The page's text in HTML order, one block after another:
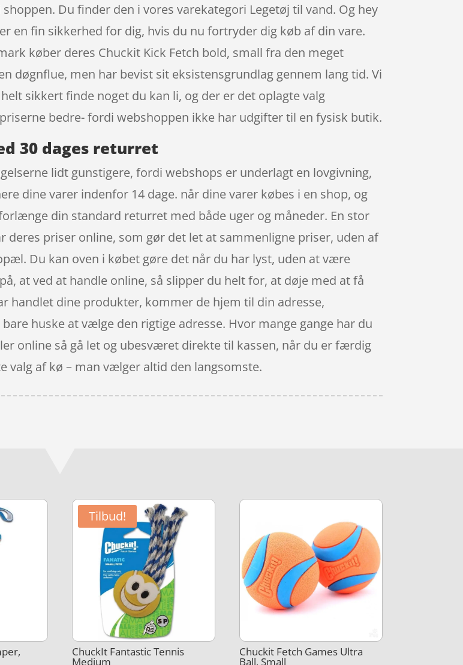
Du finder den i vores varekategori Legetøj til vand. Og hey
en fin sikkerhed for dig, hvis du nu fortryder dig køb af din vare.
køber deres Chuckit Kick Fetch bold, small fra den meget
døgnflue, men har bevist sit eksistensgrundlag gennem lang tid. Vi
sikkert finde noget du kan li, og der er det oplagte valg
bedre- fordi webshoppen ikke har udgifter til en fysisk butik.
30 dages returret
lidt gunstigere, fordi webshops er underlagt en lovgivning,
dine varer indenfor 14 dage. når dine varer købes i en shop, og
din standard returret med både uger og måneder. En stor
priser online, som gør det let at sammenligne priser, uden af
Du kan oven i købet gøre det når du har lyst, uden at være
at ved at handle online, så slipper du helt for, at døje med at få
handlet dine produkter, kommer de hjem til din adresse,
huske at vælge den rigtige adresse. Hvor mange gange har du
online så gå let og ubesværet direkte til kassen, når du er færdig
valg af kø – man vælger altid den langsomste.
Tilbud!
ChuckIt Fantastic Tennis
Medium
Chuckit Fetch Games Ultra
Ball, Small